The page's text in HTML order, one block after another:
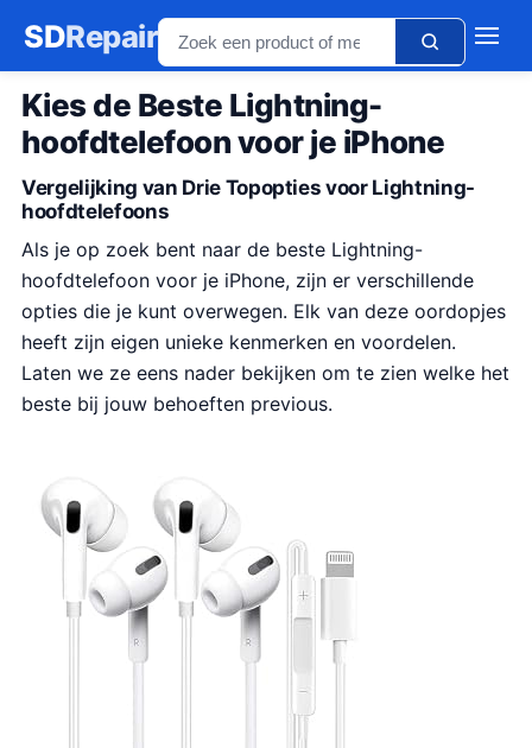
SDRepair
Kies de Beste Lightning-
hoofdtelefoon voor je iPhone
Vergelijking van Drie Topopties voor Lightning-
hoofdtelefoons
Als je op zoek bent naar de beste Lightning-
hoofdtelefoon voor je iPhone, zijn er verschillende
opties die je kunt overwegen. Elk van deze oordopjes
heeft zijn eigen unieke kenmerken en voordelen.
Laten we ze eens nader bekijken om te zien welke het
beste bij jouw behoeften previous.